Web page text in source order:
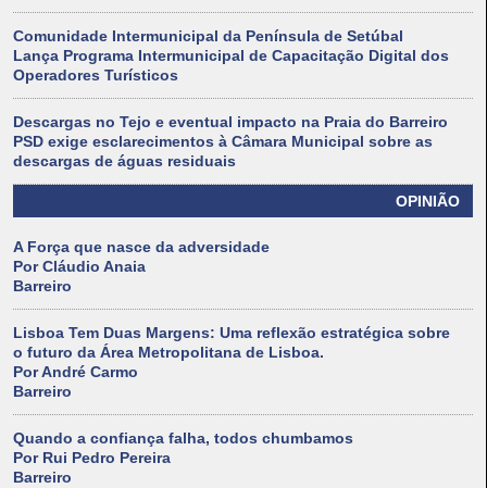
Comunidade Intermunicipal da Península de Setúbal
Lança Programa Intermunicipal de Capacitação Digital dos
Operadores Turísticos
Descargas no Tejo e eventual impacto na Praia do Barreiro
PSD exige esclarecimentos à Câmara Municipal sobre as
descargas de águas residuais
OPINIÃO
A Força que nasce da adversidade
Por Cláudio Anaia
Barreiro
Lisboa Tem Duas Margens: Uma reflexão estratégica sobre
o futuro da Área Metropolitana de Lisboa.
Por André Carmo
Barreiro
Quando a confiança falha, todos chumbamos
Por Rui Pedro Pereira
Barreiro